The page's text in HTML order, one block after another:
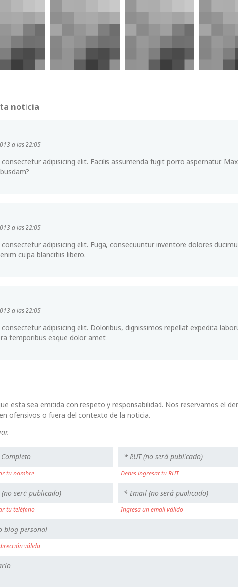
noticia
a las 22:05
adipisicing elit. Facilis assumenda fugit porro aspernatur.
a las 22:05
adipisicing elit. Fuga, consequuntur inventore dolores
culpa blanditiis libero.
a las 22:05
adipisicing elit. Doloribus, dignissimos repellat expedita
temporibus eaque dolor amet.
esta sea emitida con respeto y responsabilidad. Nos reservamos el
ofensivos o fuera del contexto de la noticia.
tu nombre Debes ingresar tu RUT
tu teléfono Ingresa un email válido
válida